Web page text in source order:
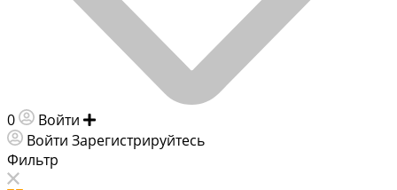
0 Войти
Войти Зарегистрируйтесь
Фильтр